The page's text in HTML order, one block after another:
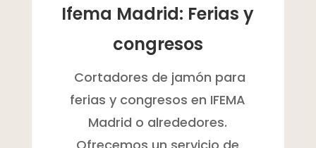
Ifema Madrid: Ferias y
congresos
Cortadores de jamón para
ferias y congresos en IFEMA
Madrid o alrededores.